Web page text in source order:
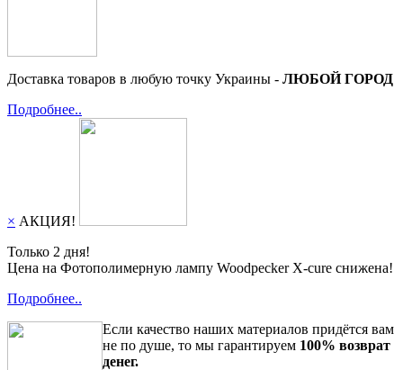
Доставка товаров в любую точку Украины - ЛЮБОЙ ГОРОД
Подробнее..
× АКЦИЯ!
Только 2 дня!
Цена на Фотополимерную лампу Woodpecker X-cure снижена!
Подробнее..
Если качество наших материалов придётся вам
не по душе, то мы гарантируем 100% возврат
денег.